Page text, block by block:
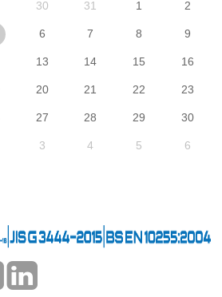
30 31 1 2
6 7 8 9
13 14 15 16
20 21 22 23
27 28 29 30
3 4 5 6